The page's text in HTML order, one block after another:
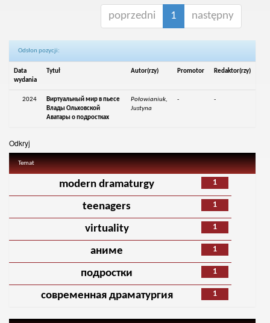
poprzedni 1 następny
Odsłon pozycji:
Data
wydania
Tytuł Autor(rzy) Promotor Redaktor(rzy)
2024
Виртуальный мир в пьесе
Влады Ольховской
Аватары о подростках
Połowianiuk,
Justyna
- -
Odkryj
Temat
1
modern dramaturgy
1
teenagers
1
virtuality
1
аниме
1
подростки
1
современная драматургия